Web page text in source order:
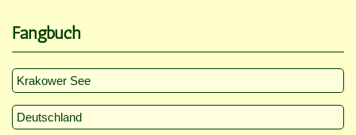
Fangbuch
Krakower See
Deutschland